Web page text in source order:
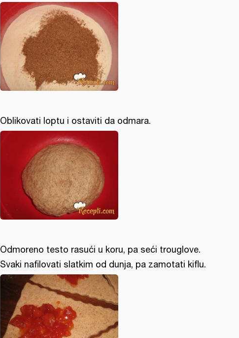
Oblikovati loptu i ostaviti da odmara.
Odmoreno testo rasući u koru, pa seći trouglove.
Svaki nafilovati slatkim od dunja, pa zamotati kiflu.